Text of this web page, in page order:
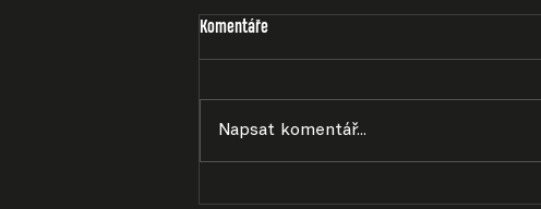
Komentáře
Napsat komentář...